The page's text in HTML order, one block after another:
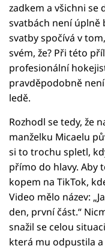
zadkem a všichni se
svatbách není úplně
svatby spočívá v
svém, že? Při této
profesionální
pravděpodobně
ledě.
Rozhodl se tedy, že
manželku Micaelu
si to trochu spletl,
přímo do hlavy. Aby
kopem na TikTok,
Video mělo název:
den, první část.“
snažil se celou
která mu odpustila